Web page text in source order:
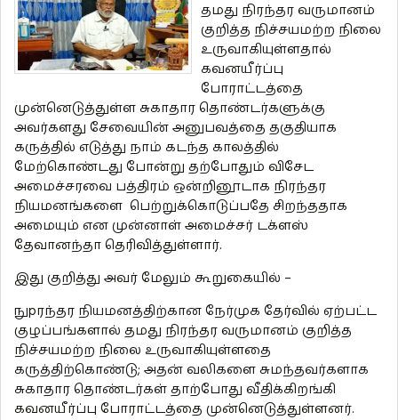
தமது நிரந்தர வருமானம்
குறித்த நிச்சயமற்ற நிலை
உருவாகியுள்ளதால்
கவனயீர்ப்பு
போராட்டத்தை
முன்னெடுத்துள்ள சுகாதார தொண்டர்களுக்கு
அவர்களது சேவையின் அனுபவத்தை தகுதியாக
கருத்தில் எடுத்து நாம் கடந்த காலத்தில்
மேற்கொண்டது போன்று தற்போதும் விசேட
அமைச்சரவை பத்திரம் ஒன்றினூடாக நிரந்தர
நியமனங்களை பெற்றுக்கொடுப்பதே சிறந்ததாக
அமையும் என முன்னாள் அமைச்சர் டக்ளஸ்
தேவானந்தா தெரிவித்துள்ளார்.
இது குறித்து அவர் மேலும் கூறுகையில் –
நுpரந்தர நியமனத்திற்கான நேர்முக தேர்வில் ஏற்பட்ட
குழப்பங்களால் தமது நிரந்தர வருமானம் குறித்த
நிச்சயமற்ற நிலை உருவாகியுள்ளதை
கருத்திற்கொண்டு; அதன் வலிகளை சுமந்தவர்களாக
சுகாதார தொண்டர்கள் தாற்போது வீதிக்கிறங்கி
கவனயீர்ப்பு போராட்டத்தை முன்னெடுத்துள்ளனர்.